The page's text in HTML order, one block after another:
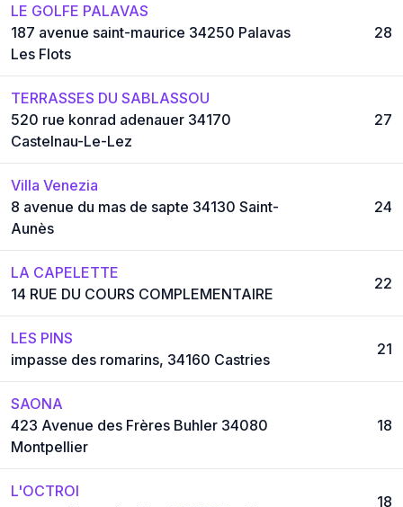
LE GOLFE PALAVAS
187 avenue saint-maurice 34250 Palavas
Les Flots
28
TERRASSES DU SABLASSOU
520 rue konrad adenauer 34170
Castelnau-Le-Lez
27
Villa Venezia
8 avenue du mas de sapte 34130 Saint-
Aunès
24
LA CAPELETTE
14 RUE DU COURS COMPLEMENTAIRE
22
LES PINS
impasse des romarins, 34160 Castries
21
SAONA
423 Avenue des Frères Buhler 34080
Montpellier
18
L'OCTROI
18